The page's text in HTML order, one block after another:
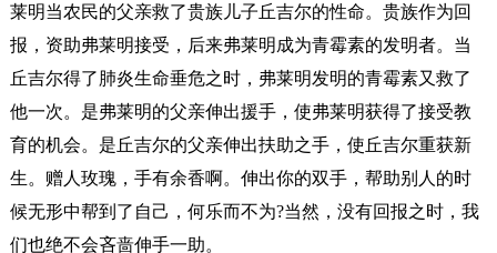
莱明当农民的父亲救了贵族儿子丘吉尔的性命。贵族作为回
报，资助弗莱明接受，后来弗莱明成为青霉素的发明者。当
丘吉尔得了肺炎生命垂危之时，弗莱明发明的青霉素又救了
他一次。是弗莱明的父亲伸出援手，使弗莱明获得了接受教
育的机会。是丘吉尔的父亲伸出扶助之手，使丘吉尔重获新
生。赠人玫瑰，手有余香啊。伸出你的双手，帮助别人的时
候无形中帮到了自己，何乐而不为?当然，没有回报之时，我
们也绝不会吝啬伸手一助。